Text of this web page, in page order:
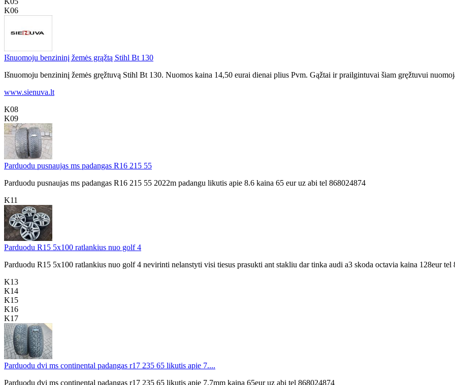
K06
Išnuomoju benzininį žemės grąžtą Stihl Bt 130
Išnuomoju benzininį žemės gręžtuvą Stihl Bt 130. Nuomos kaina 14,50 eurai dienai plius Pvm. Gąžtai ir prailgintuvai šiam gręžtuvui
www.sienuva.lt
K08
K09
Parduodu pusnaujas ms padangas R16 215 55
Parduodu pusnaujas ms padangas R16 215 55 2022m padangu likutis apie 8.6 kaina 65 eur uz abi tel 868024874
K11
Parduodu R15 5x100 ratlankius nuo golf 4
Parduodu R15 5x100 ratlankius nuo golf 4 nevirinti nelanstyti visi tiesus prasukti ant stakliu dar tinka audi a3 skoda octavia kaina 128eur tel
K13
K14
K15
K16
K17
Parduodu dvi ms continental padangas r17 235 65 likutis apie 7....
Parduodu dvi ms continental padangas r17 235 65 likutis apie 7.7mm kaina 65eur uz abi tel 868024874